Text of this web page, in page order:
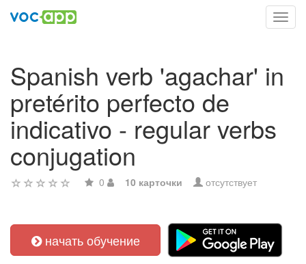
Spanish verb 'agachar' in
pretérito perfecto de
indicativo - regular verbs
conjugation
0 10 карточки отсутствует
начать обучение